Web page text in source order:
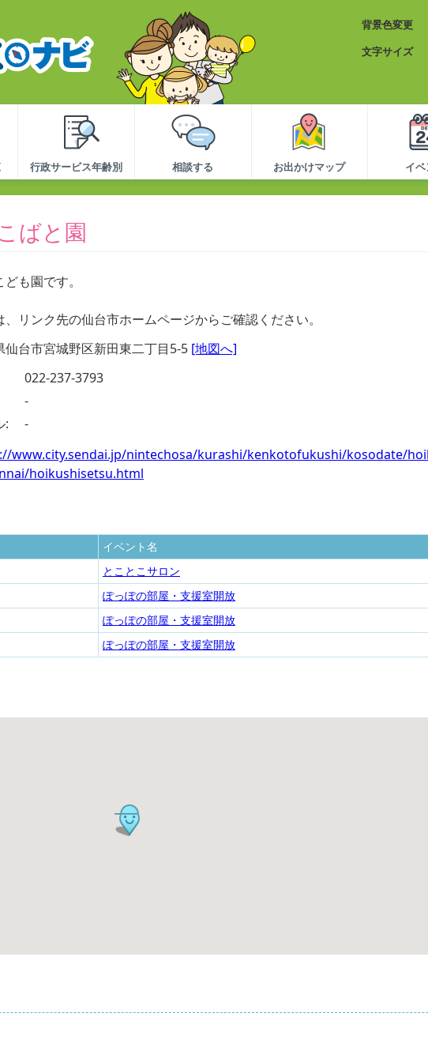
背景色変更
文字サイズ
行政サービス年齢別 相談する お出かけマップ イ
ばと園
も園です。
、リンク先の仙台市ホームページからご確認ください。
仙台市宮城野区新田東二丁目5-5 [地図へ]
022-237-3793
-
:
-
www.city.sendai.jp/nintechosa/kurashi/kenkotofukushi/kosodate/
hoikushisetsu.html
イベント名
とことこサロン
ぽっぽの部屋・支援室開放
ぽっぽの部屋・支援室開放
ぽっぽの部屋・支援室開放